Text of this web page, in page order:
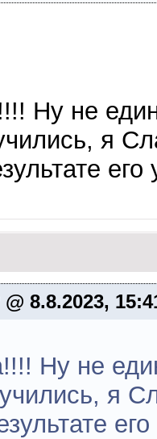
Ну не
я
8.8.2023,
Ну не
я